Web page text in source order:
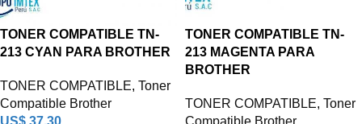
TONER COMPATIBLE TN-
213 CYAN PARA BROTHER
TONER COMPATIBLE, Toner
Compatible Brother
US$ 37.30
TONER COMPATIBLE TN-
213 MAGENTA PARA
BROTHER
TONER COMPATIBLE, Toner
Compatible Brother